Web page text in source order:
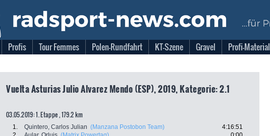
Profis Tour Femmes Polen-Rundfahrt KT-Szene Gravel Profi-Material
Vuelta Asturias Julio Alvarez Mendo (ESP), 2019, Kategorie: 2.1
03.05.2019: 1. Etappe , 179.2 km
1. Quintero, Carlos Julian (Manzana Postobon Team)
4:16:51